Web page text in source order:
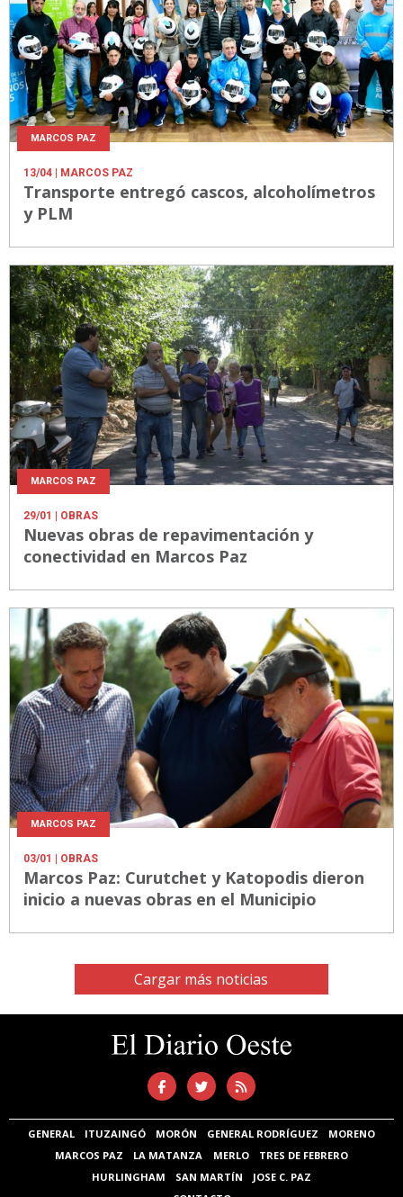
MARCOS PAZ
13/04 | MARCOS PAZ
Transporte entregó cascos, alcoholímetros
y PLM
MARCOS PAZ
29/01 | OBRAS
Nuevas obras de repavimentación y
conectividad en Marcos Paz
MARCOS PAZ
03/01 | OBRAS
Marcos Paz: Curutchet y Katopodis dieron
inicio a nuevas obras en el Municipio
Cargar más noticias
GENERAL ITUZAINGÓ MORÓN GENERAL RODRÍGUEZ
MORENO
MARCOS PAZ
LA MATANZA MERLO
TRES DE FEBRERO
HURLINGHAM
SAN MARTÍN
JOSE C. PAZ